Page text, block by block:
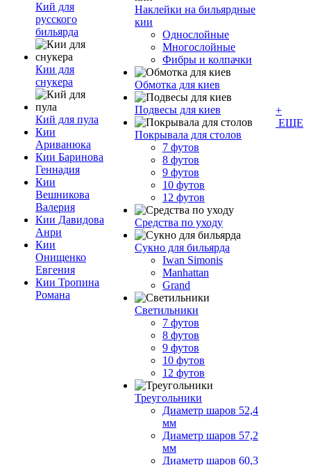
Кий для
русского
бильярда
Кии для
снукера
Кий для пула
Кии
Ариванюка
Кии Баринова
Геннадия
Кии
Вешникова
Валерия
Кии Давидова
Анри
Кии
Онищенко
Евгения
Кии Тропина
Романа
Наклейки на бильярдные
кии
Однослойные
Многослойные
Фибры и колпачки
Обмотка для киев
Подвесы для киев
Покрывала для столов
7 футов
8 футов
9 футов
10 футов
12 футов
Средства по уходу
Сукно для бильярда
Iwan Simonis
Manhattan
Grand
Светильники
7 футов
8 футов
9 футов
10 футов
12 футов
Треугольники
Диаметр шаров 52,4
мм
Диаметр шаров 57,2
мм
Диаметр шаров 60,3
+
ЕЩЕ